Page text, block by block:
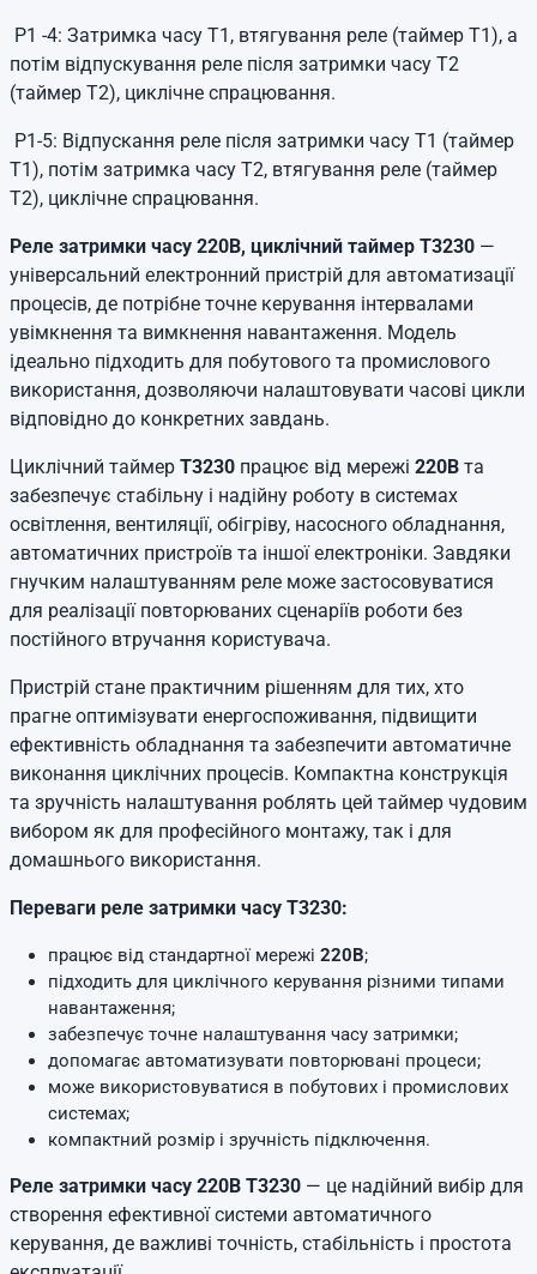
P1 -4: Затримка часу T1, втягування реле (таймер T1), а
потім відпускування реле після затримки часу T2
(таймер T2), циклічне спрацювання.
P1-5: Відпускання реле після затримки часу T1 (таймер
T1), потім затримка часу T2, втягування реле (таймер
T2), циклічне спрацювання.
Реле затримки часу 220В, циклічний таймер T3230 —
універсальний електронний пристрій для автоматизації
процесів, де потрібне точне керування інтервалами
увімкнення та вимкнення навантаження. Модель
ідеально підходить для побутового та промислового
використання, дозволяючи налаштовувати часові цикли
відповідно до конкретних завдань.
Циклічний таймер T3230 працює від мережі 220В та
забезпечує стабільну і надійну роботу в системах
освітлення, вентиляції, обігріву, насосного обладнання,
автоматичних пристроїв та іншої електроніки. Завдяки
гнучким налаштуванням реле може застосовуватися
для реалізації повторюваних сценаріїв роботи без
постійного втручання користувача.
Пристрій стане практичним рішенням для тих, хто
прагне оптимізувати енергоспоживання, підвищити
ефективність обладнання та забезпечити автоматичне
виконання циклічних процесів. Компактна конструкція
та зручність налаштування роблять цей таймер чудовим
вибором як для професійного монтажу, так і для
домашнього використання.
Переваги реле затримки часу T3230:
працює від стандартної мережі 220В;
підходить для циклічного керування різними типами
навантаження;
забезпечує точне налаштування часу затримки;
допомагає автоматизувати повторювані процеси;
може використовуватися в побутових і промислових
системах;
компактний розмір і зручність підключення.
Реле затримки часу 220В T3230 — це надійний вибір для
створення ефективної системи автоматичного
керування, де важливі точність, стабільність і простота